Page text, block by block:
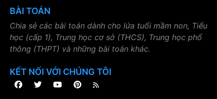
BÀI TOÁN
Chia sẻ các bài toán dành cho lứa tuổi mầm non, Tiểu
học (cấp 1), Trung học cơ sở (THCS), Trung học phổ
thông (THPT) và những bài toán khác.
KẾT NỐI VỚI CHÚNG TÔI